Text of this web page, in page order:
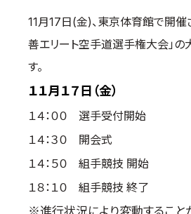
各委員会
国際空手
支部からの
公式記録
試合規則
入門のご案内
11月17日(金)、東京体育館で開催
善エリート空手道選手権大会」の
す。
１１月１７日（金）
１４：００ 選手受付開始
１４：３０ 開会式
１４：５０ 組手競技 開始
１８：１０ 組手競技 終了
※進行状況により変動すること